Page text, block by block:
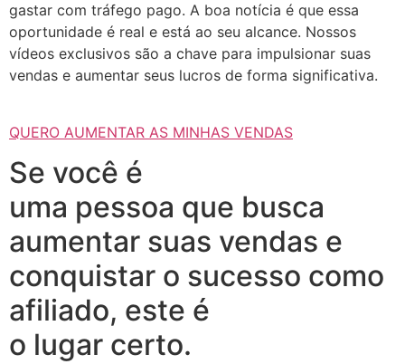
gastar com tráfego pago. A boa notícia é que essa
oportunidade é real e está ao seu alcance. Nossos
vídeos exclusivos são a chave para impulsionar suas
vendas e aumentar seus lucros de forma significativa.
QUERO AUMENTAR AS MINHAS VENDAS
Se você é
uma pessoa que busca
aumentar suas vendas e
conquistar o sucesso como
afiliado, este é
o lugar certo.